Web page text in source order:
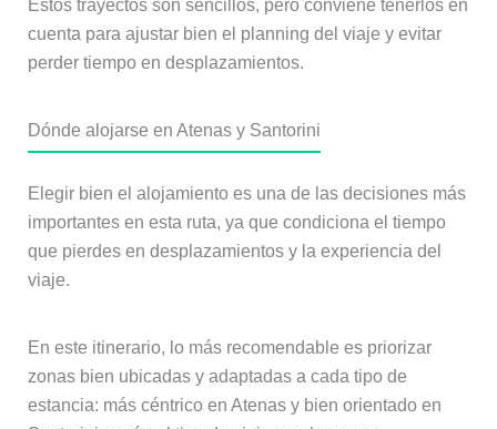
Estos trayectos son sencillos, pero conviene tenerlos en
cuenta para ajustar bien el planning del viaje y evitar
perder tiempo en desplazamientos.
Dónde alojarse en Atenas y Santorini
Elegir bien el alojamiento es una de las decisiones más
importantes en esta ruta, ya que condiciona el tiempo
que pierdes en desplazamientos y la experiencia del
viaje.
En este itinerario, lo más recomendable es priorizar
zonas bien ubicadas y adaptadas a cada tipo de
estancia: más céntrico en Atenas y bien orientado en